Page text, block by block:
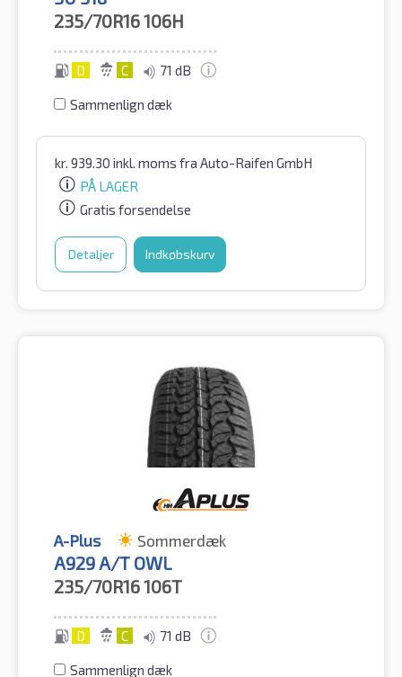
235/70R16106H
D C 71 dB
Sammenlign dæk
kr. 939.30 inkl. moms fra Auto-Raifen GmbH
PÅ LAGER
Gratis forsendelse
Detaljer Indkøbskurv
A-Plus Sommerdæk
A929 A/T OWL
235/70R16106T
D C 71 dB
Sammenlign dæk